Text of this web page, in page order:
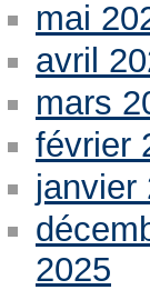
mai
avril
mars
février
janvier
2025